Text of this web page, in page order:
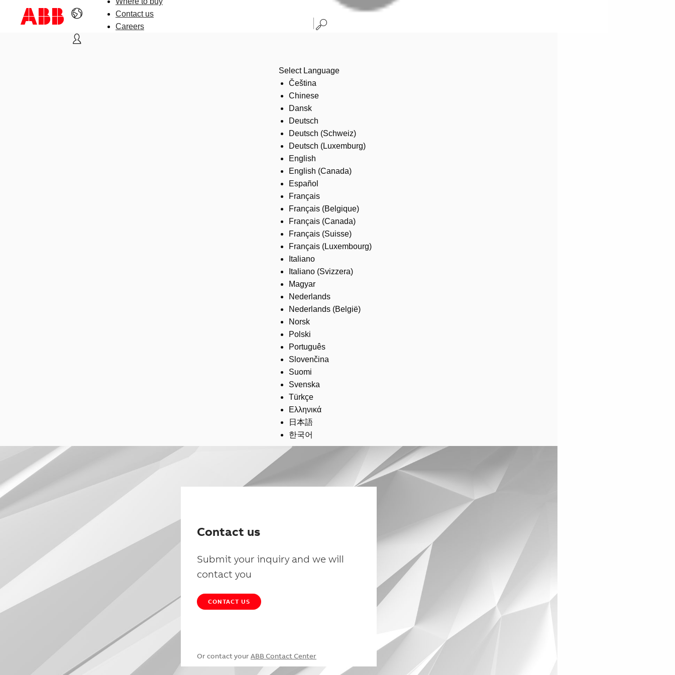
Contact us
Careers
Select Language
Čeština
Chinese
Dansk
Deutsch
Deutsch (Schweiz)
Deutsch (Luxemburg)
English
English (Canada)
Español
Français
Français (Belgique)
Français (Canada)
Français (Suisse)
Français (Luxembourg)
Italiano
Italiano (Svizzera)
Magyar
Nederlands
Nederlands (België)
Norsk
Polski
Português
Slovenčina
Suomi
Svenska
Türkçe
Ελληνικά
日本語
한국어
Contact us
Submit your inquiry and we will
contact you
CONTACT US
Or contact your ABB Contact Center